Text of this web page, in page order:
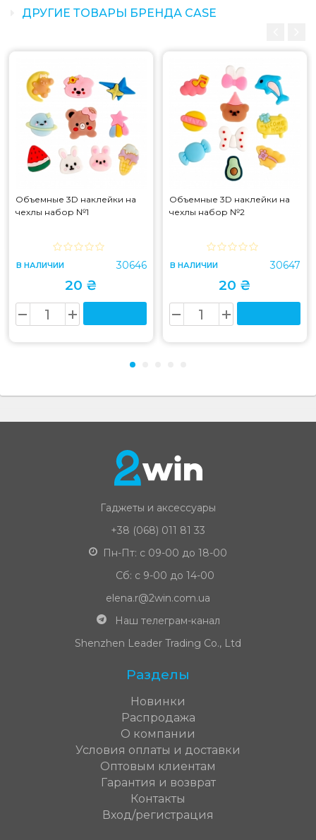
ДРУГИЕ ТОВАРЫ БРЕНДА CASE
Объемные 3D наклейки на
чехлы набор №1
В НАЛИЧИИ 30646
20 ₴
Объемные 3D наклейки на
чехлы набор №2
В НАЛИЧИИ 30647
20 ₴
Гаджеты и аксессуары
+38 (068) 011 81 33
Пн-Пт: с 09-00 до 18-00
Сб: с 9-00 до 14-00
elena.r@2win.com.ua
Наш телеграм-канал
Shenzhen Leader Trading Co., Ltd
Разделы
Новинки
Распродажа
О компании
Условия оплаты и доставки
Оптовым клиентам
Гарантия и возврат
Контакты
Вход/регистрация